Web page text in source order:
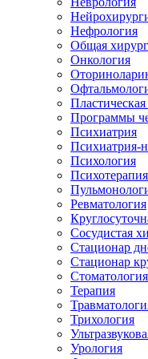
Нефрология
Общая
Онкология
Программы
Психиатрия
Психиатрия-
Психология
Психотерапия
Ревматология
Сосудистая
Стационар
Стационар
Стоматология
Терапия
Трихология
Урология